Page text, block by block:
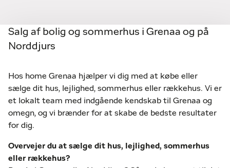
Salg af bolig og sommerhus i Grenaa og på
Norddjurs
Hos home Grenaa hjælper vi dig med at købe eller
sælge dit hus, lejlighed, sommerhus eller rækkehus. Vi er
et lokalt team med indgående kendskab til Grenaa og
omegn, og vi brænder for at skabe de bedste resultater
for dig.
Overvejer du at sælge dit hus, lejlighed, sommerhus
eller rækkehus?